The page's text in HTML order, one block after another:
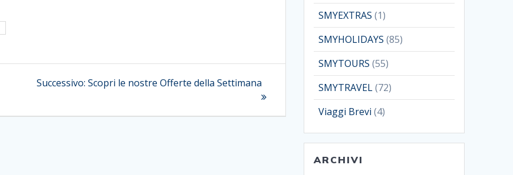
Successivo: Articolo
Scopri le nostre Offerte della Settimana
SMYEXTRAS (1)
SMYHOLIDAYS (85)
SMYTOURS (55)
SMYTRAVEL(72)
Viaggi Brevi (4)
ARCHIVI